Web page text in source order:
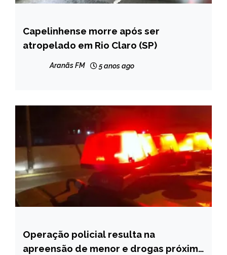
CAPELINHA
NOTÍCIAS
Capelinhense morre após ser
atropelado em Rio Claro (SP)
Aranãs FM 5 anos ago
MINAS
GERAIS
Operação policial resulta na
apreensão de menor e drogas próximo